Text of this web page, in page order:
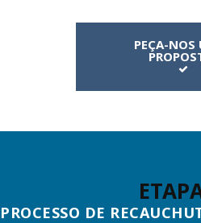
PEÇA-NOS
PROCESSO DE